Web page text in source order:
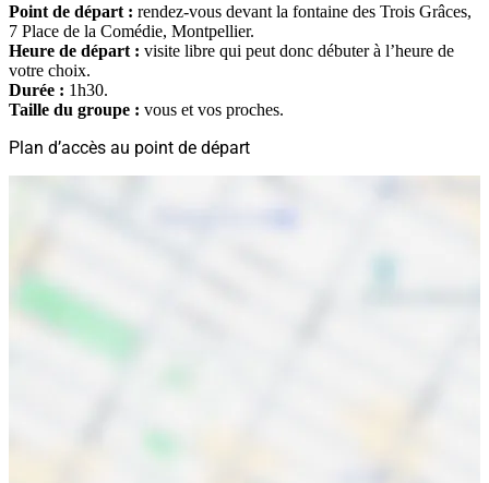
Point de départ : rendez-vous devant la fontaine des Trois Grâces,
7 Place de la Comédie, Montpellier.
Heure de départ : visite libre qui peut donc débuter à l’heure de
votre choix.
Durée : 1h30.
Taille du groupe : vous et vos proches.
Plan d’accès au point de départ